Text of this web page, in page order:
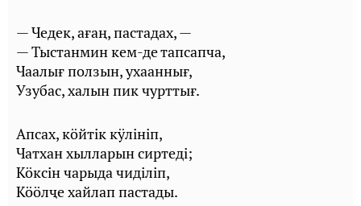
— Чедек, ағаң, пастадах, —
— Тыстанмин кем-де тапсапча,
Чаалығ ползын, ухааннығ,
Узубас, халын пик чурттығ.
Апсах, кӧйтік кӱлініп,
Чатхан хылларын сиртеді;
Кӧксін чарыда чиділіп,
Кӧӧлҷе хайлап пастады.